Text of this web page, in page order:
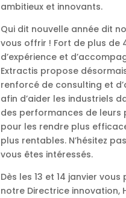
ambitieux et innovants.
Qui dit nouvelle année dit
vous offrir ! Fort de plus de
d’expérience et
Extractis propose
renforcé de consulting et
afin d’aider les industriels
des performances de leurs
pour les rendre plus
plus rentables. N’hésitez
vous êtes intéressés.
Dès les 13 et 14 janvier
notre Directrice innovation,